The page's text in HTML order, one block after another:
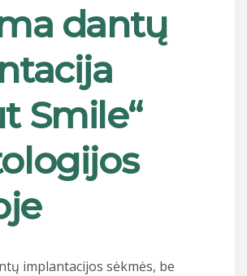
dantų
Smile“
implantacijos sėkmės, be